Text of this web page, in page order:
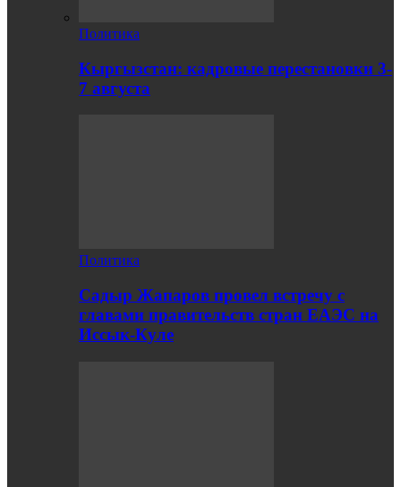
Политика
Кыргызстан: кадровые перестановки 3-
7 августа
Политика
Садыр Жапаров провел встречу с
главами правительств стран ЕАЭС на
Иссык-Куле